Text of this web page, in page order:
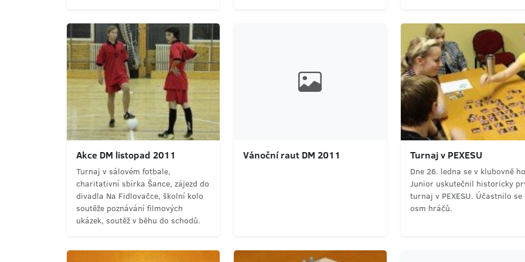
Akce DM listopad 2011
Turnaj v sálovém fotbale,
charitativní sbírka Šance, zájezd do
divadla Na Fidlovačce, školní kolo
soutěže poznávání filmových
ukázek, soutěž v běhu do schodů.
Vánoční raut DM 2011 Turnaj v PEXESU
Dne 26. ledna se v klubovně
Junior uskutečnil historicky
turnaj v PEXESU. Účastnilo se
osm hráčů.